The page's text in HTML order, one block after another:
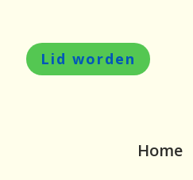
Lid worden
Home